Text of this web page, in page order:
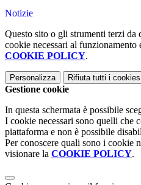
Notizie
Questo sito o gli strumenti terzi
cookie necessari al
COOKIE POLICY.
Personalizza Rifiuta tutti i cookies
Gestione cookie
In questa schermata è possibile
I cookie necessari sono quelli che
piattaforma e non è possibile
Per conoscere quali sono i cookie
visionare la COOKIE POLICY.